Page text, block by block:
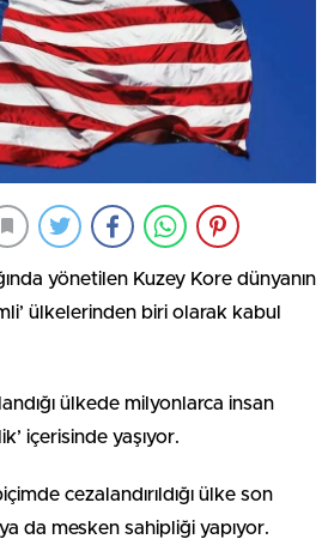
yönetilen Kuzey Kore dünyanın
ülkelerinden biri olarak kabul
ülkede milyonlarca insan
içerisinde yaşıyor.
cezalandırıldığı ülke son
da mesken sahipliği yapıyor.